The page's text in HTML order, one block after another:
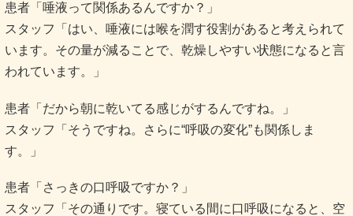
患者「唾液って関係あるんですか？」
スタッフ「はい、唾液には喉を潤す役割があると考えられて
います。その量が減ることで、乾燥しやすい状態になると言
われています。」
患者「だから朝に乾いてる感じがするんですね。」
スタッフ「そうですね。さらに“呼吸の変化”も関係しま
す。」
患者「さっきの口呼吸ですか？」
スタッフ「その通りです。寝ている間に口呼吸になると、空